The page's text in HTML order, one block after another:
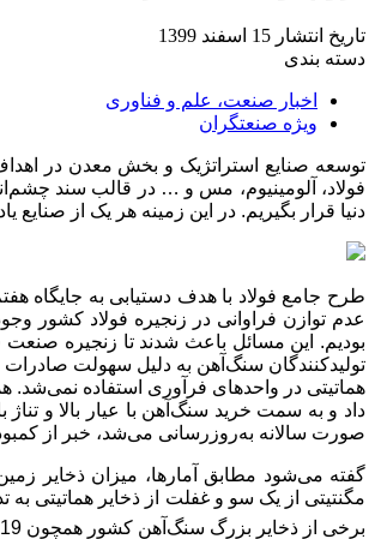
تاریخ انتشار 15 اسفند 1399
دسته بندی
اخبار صنعت، علم و فناوری
ویژه صنعتگران
توسعه صنایع استراتژیک و بخش معدن در
دنیا قرار بگیریم. در این زمینه هر یک از
بودیم. این مسائل باعث شدند تا زنجیره
تولیدکنندگان سنگ‌آهن به دلیل سهولت صادرات
هماتیتی در واحدهای فرآوری استفاده نمی‌شد.
داد و به سمت خرید سنگ‌آهن با عیار بالا و
صورت سالانه به‌روزرسانی می‌شد، خبر از
مگنتیتی از یک سو و غفلت از ذخایر هماتیتی به
برخی از ذخایر بزرگ سنگ‌آهن کشور همچون